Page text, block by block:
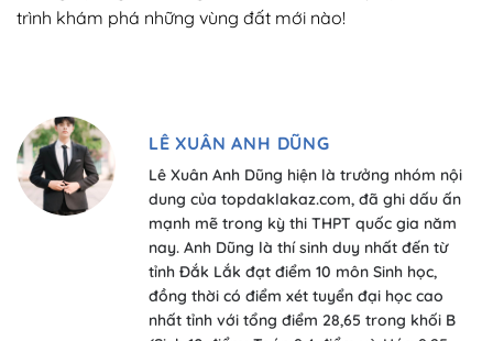
trình khám phá những vùng đất mới nào!
LÊ XUÂN ANH DŨNG
Lê Xuân Anh Dũng hiện là trưởng nhóm nội
dung của topdaklakaz.com, đã ghi dấu ấn
mạnh mẽ trong kỳ thi THPT quốc gia năm
nay. Anh Dũng là thí sinh duy nhất đến từ
tỉnh Đắk Lắk đạt điểm 10 môn Sinh học,
đồng thời có điểm xét tuyển đại học cao
nhất tỉnh với tổng điểm 28,65 trong khối B